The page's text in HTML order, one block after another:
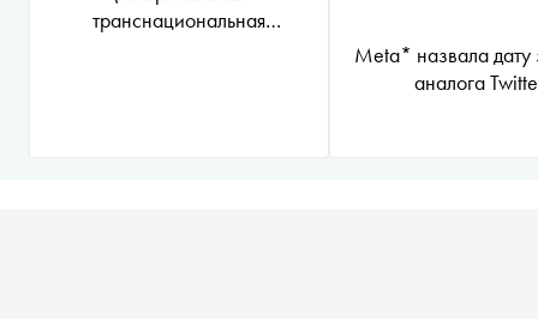
транснациональная
Meta* назвала дату
аналога